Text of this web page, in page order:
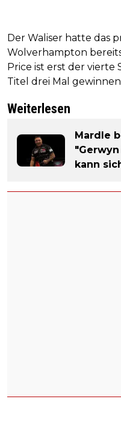
Der Waliser hatte das
Wolverhampton
Price ist erst der vierte
Titel drei Mal
Weiterlesen
Mardle
kann